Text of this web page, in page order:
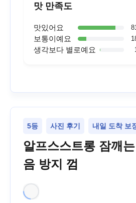
맛 만족도
맛있어요
보통이예요
생각보다 별로예요
5등 사진 후기 내일 도착 보
알프스스트롱 잠깨
음 방지 껌